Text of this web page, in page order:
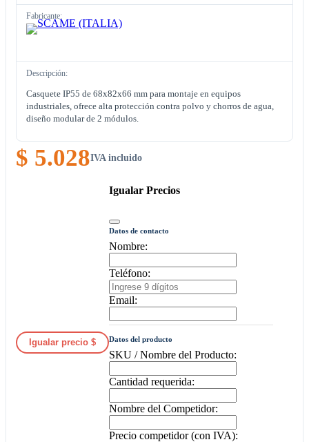
Fabricante:
Descripción:
Casquete IP55 de 68x82x66 mm para montaje en equipos
industriales, ofrece alta protección contra polvo y chorros de agua,
diseño modular de 2 módulos.
$ 5.028IVA incluido
Igualar precio $
Igualar Precios
Datos de contacto
Nombre:
Teléfono:
Email:
Datos del producto
SKU / Nombre del Producto:
Cantidad requerida:
Nombre del Competidor:
Precio competidor (con IVA):